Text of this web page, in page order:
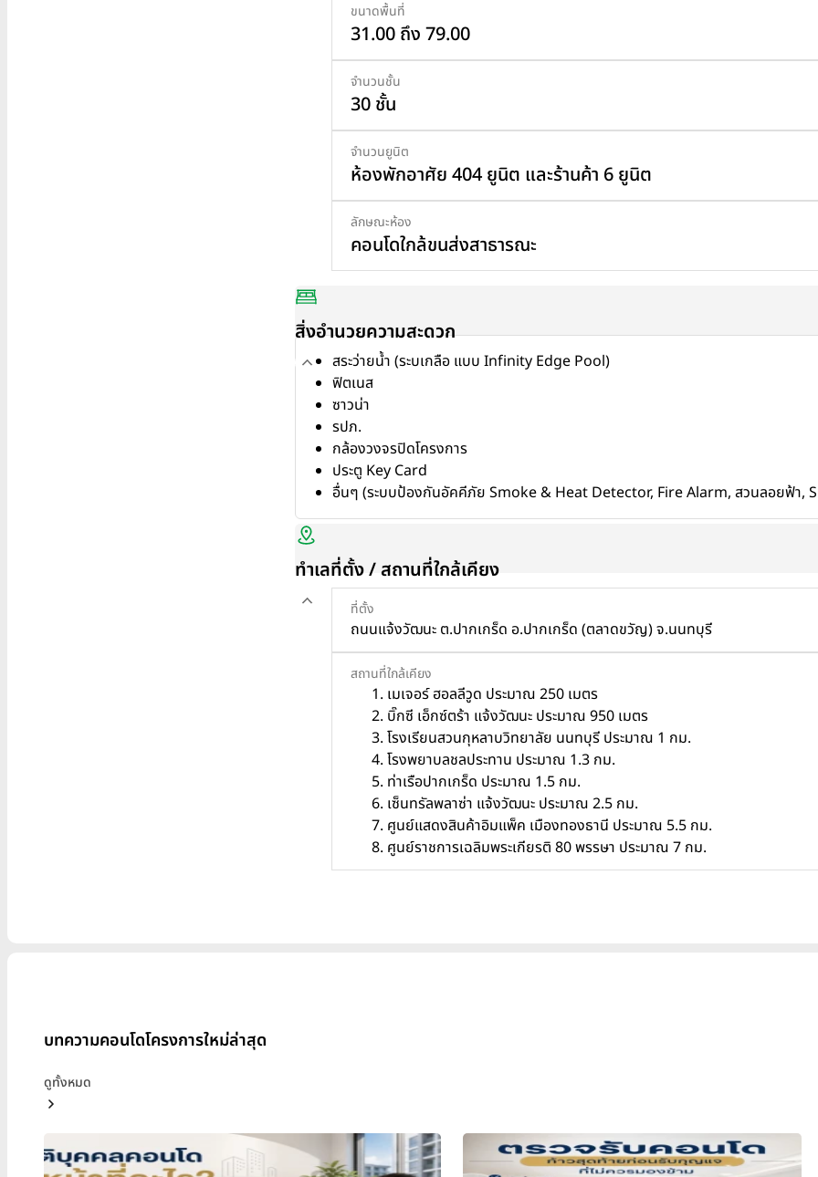
ขนาดพื้นที่
31.00 ถึง 79.00
จำนวนชั้น
30 ชั้น
จำนวนยูนิต
ห้องพักอาศัย 404 ยูนิต และร้านค้า 6 ยูนิต
ลักษณะห้อง
คอนโดใกล้ขนส่งสาธารณะ
สิ่งอำนวยความสะดวก
สระว่ายน้ำ (ระบเกลือ แบบ Infinity Edge Pool)
ฟิตเนส
ซาวน่า
รปภ.
กล้องวงจรปิดโครงการ
ประตู Key Card
อื่นๆ (ระบบป้องกันอัคคีภัย Smoke & Heat Detector, Fire Alarm, สวนลอยฟ้า,
ทำเลที่ตั้ง / สถานที่ใกล้เคียง
ที่ตั้ง
ถนนแจ้งวัฒนะ ต.ปากเกร็ด อ.ปากเกร็ด (ตลาดขวัญ) จ.นนทบุรี
สถานที่ใกล้เคียง
เมเจอร์ ฮอลลีวูด ประมาณ 250 เมตร
บิ๊กซี เอ็กซ์ตร้า แจ้งวัฒนะ ประมาณ 950 เมตร
โรงเรียนสวนกุหลาบวิทยาลัย นนทบุรี ประมาณ 1 กม.
โรงพยาบลชลประทาน ประมาณ 1.3 กม.
ท่าเรือปากเกร็ด ประมาณ 1.5 กม.
เซ็นทรัลพลาซ่า แจ้งวัฒนะ ประมาณ 2.5 กม.
ศูนย์แสดงสินค้าอิมแพ็ค เมืองทองธานี ประมาณ 5.5 กม.
ศูนย์ราชการเฉลิมพระเกียรติ 80 พรรษา ประมาณ 7 กม.
บทความคอนโดโครงการใหม่ล่าสุด
ดูทั้งหมด